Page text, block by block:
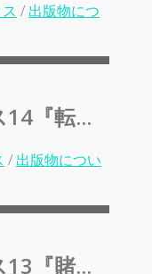
/ 出版物につ
『転...
/ 出版物につい
『賭...